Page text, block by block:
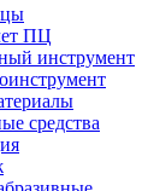
ПЦ
инструмент
средства